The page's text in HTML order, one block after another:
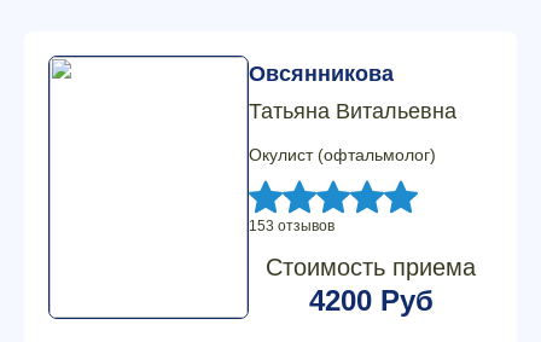
Овсянникова
Татьяна Витальевна
Окулист (офтальмолог)
153 отзывов
Стоимость приема
4200 Руб